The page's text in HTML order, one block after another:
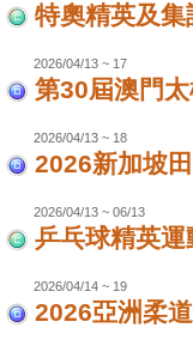
特奧精英及
2026/04/13 ~ 17
第30屆澳門
2026/04/13 ~ 18
2026新加坡
2026/04/13 ~ 06/13
乒乓球精英
2026/04/14 ~ 19
2026亞洲柔